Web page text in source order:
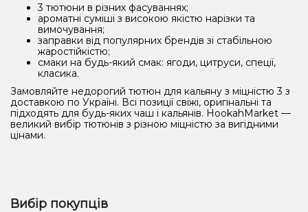
3 тютюни в різних фасуваннях;
ароматні суміші з високою якістю нарізки та
вимочування;
заправки від популярних брендів зі стабільною
жаростійкістю;
смаки на будь-який смак: ягоди, цитруси, спеції,
класика.
Замовляйте недорогий тютюн для кальяну з міцністю 3 з
доставкою по Україні. Всі позиції свіжі, оригінальні та
підходять для будь-яких чаш і кальянів. HookahMarket —
великий вибір тютюнів з різною міцністю за вигідними
цінами.
Вибір покупців